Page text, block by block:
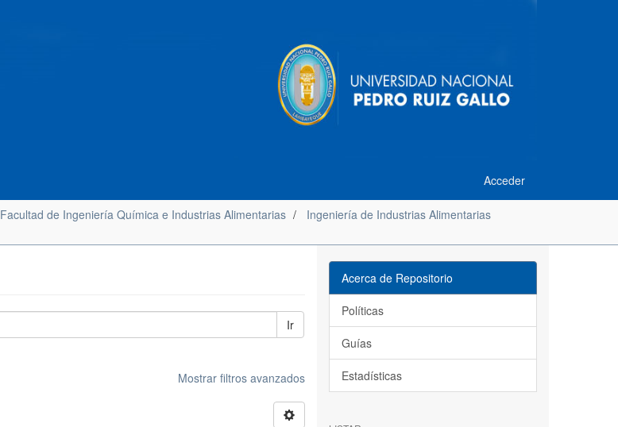
Acceder
Facultad de Ingeniería Química e Industrias Alimentarias
Ingeniería de Industrias Alimentarias
Ir
Mostrar filtros avanzados
Acerca de Repositorio
Políticas
Guías
Estadísticas